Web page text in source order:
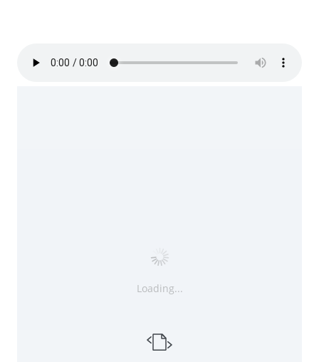
Loading...